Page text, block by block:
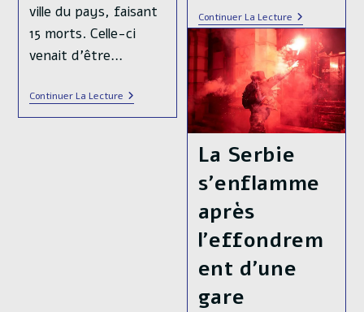
ville du pays, faisant
15 morts. Celle-ci
venait d'être…
Continuer La LectureEn
Serbie,
3
Continuer La LectureL’armée
Grecque
Fait
Peau
Neuve
La Serbie
s’enflamme
après
l’effondrem
ent d’une
gare